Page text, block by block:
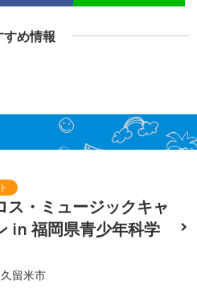
すめ情報
ス・ミュージックキャ
in 福岡県青少年科学
留米市